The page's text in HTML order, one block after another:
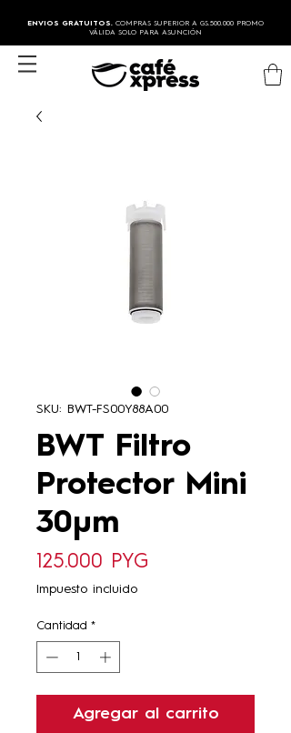
ENVIOS GRATUITOS. COMPRAS SUPERIOR A GS.500.000 PROMO
VÁLIDA SOLO PARA ASUNCIÓN
SKU: BWT-FS00Y88A00
BWT Filtro
Protector Mini
30µm
125.000 PYG
Impuesto incluido
Cantidad *
Agregar al carrito